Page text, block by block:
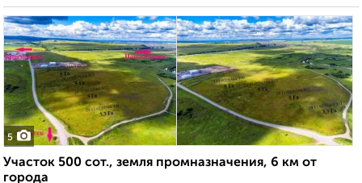
5
Участок 500 сот., земля промназначения, 6 км от
города